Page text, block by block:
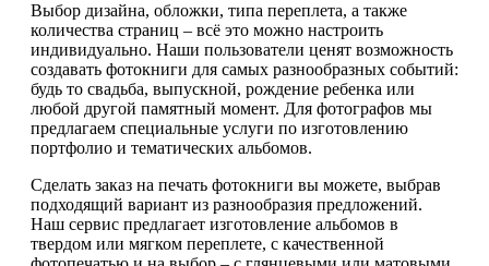
Выбор дизайна, обложки, типа переплета, а также
количества страниц – всё это можно настроить
индивидуально. Наши пользователи ценят возможность
создавать фотокниги для самых разнообразных событий:
будь то свадьба, выпускной, рождение ребенка или
любой другой памятный момент. Для фотографов мы
предлагаем специальные услуги по изготовлению
портфолио и тематических альбомов.
Сделать заказ на печать фотокниги вы можете, выбрав
подходящий вариант из разнообразия предложений.
Наш сервис предлагает изготовление альбомов в
твердом или мягком переплете, с качественной